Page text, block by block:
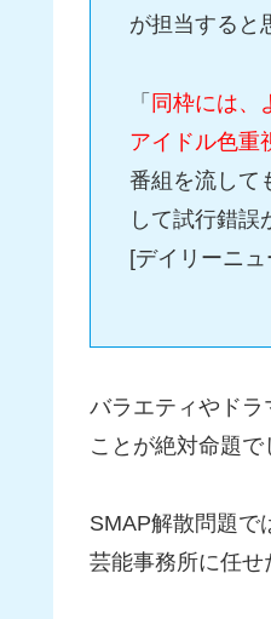
が担当すると
「 同枠には、
アイドル色重
番組を流して
して試行錯誤
[デイリーニ
バラエティやド
ことが絶対命題で
SMAP解散問題で
芸能事務所に任せ